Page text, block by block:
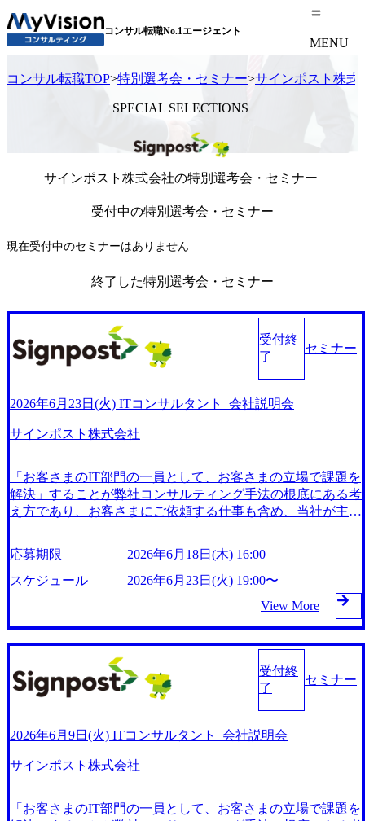
コンサル転職No.1エージェント
MENU
コンサル転職TOP>特別選考会・セミナー>サインポスト株式
SPECIAL SELECTIONS
サインポスト株式会社の特別選考会・セミナー
受付中の特別選考会・セミナー
現在受付中のセミナーはありません
終了した特別選考会・セミナー
受付終
了
セミナー
2026年6月23日(火) ITコンサルタント_会社説明会
サインポスト株式会社
「お客さまのIT部門の一員として、お客さまの立場で課題を
解決」することが弊社コンサルティング手法の根底にある考
え方であり、お客さまにご依頼する仕事も含め、当社が主体
体的な作業を進めます。 事業内容 コンサルティング事業 (ht
tps://signpost.co.jp/business/consulting)：金融機関や公共機関向
けに情報化戦略、システム化構想、業務改善を提案し、実行
支援を行う イノベーション事業 (https://signpost.co.jp/business/i
nnovation)：AI技術を活用した無人レジシステム「ワンダー
レジ」など、先進的な製品を提供し、デジタル変革を推進 D
X・地方共創事業 (https://signpost.co.jp/business/co-creation)：地
域社会の課題解決に取り組み、地域経済の生産性向上とサス
テナビリティに貢献 2017年11月に上場を果たしている サイ
ンポスト株式会社は、金融機関や公共機関向けのコンサルテ
までサポートしている。 独自開発の人工知能「SPAI」を活
社会問題の解決や地域創生に取り組んでいる。 2025年2月時
長企業である。 https://storage.googleapis.com/our-vision-producti
応募期限
2026年6月18日(木) 16:00
スケジュール
2026年6月23日(火) 19:00〜
View More
受付終
了
セミナー
2026年6月9日(火) ITコンサルタント_会社説明会
サインポスト株式会社
「お客さまのIT部門の一員として、お客さまの立場で課題を